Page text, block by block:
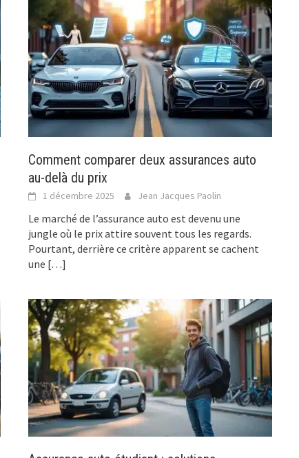
Comment comparer deux assurances auto
au-delà du prix
1 décembre 2025 Jean Jacques Paolin
Le marché de l’assurance auto est devenu une
jungle où le prix attire souvent tous les regards.
Pourtant, derrière ce critère apparent se cachent
une […]